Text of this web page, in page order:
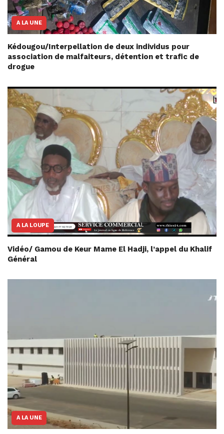
A LA UNE
Kédougou/Interpellation de deux individus pour
association de malfaiteurs, détention et trafic de
drogue
A LA LOUPE
Vidéo/ Gamou de Keur Mame El Hadji, l’appel du Khalif
Général
A LA UNE